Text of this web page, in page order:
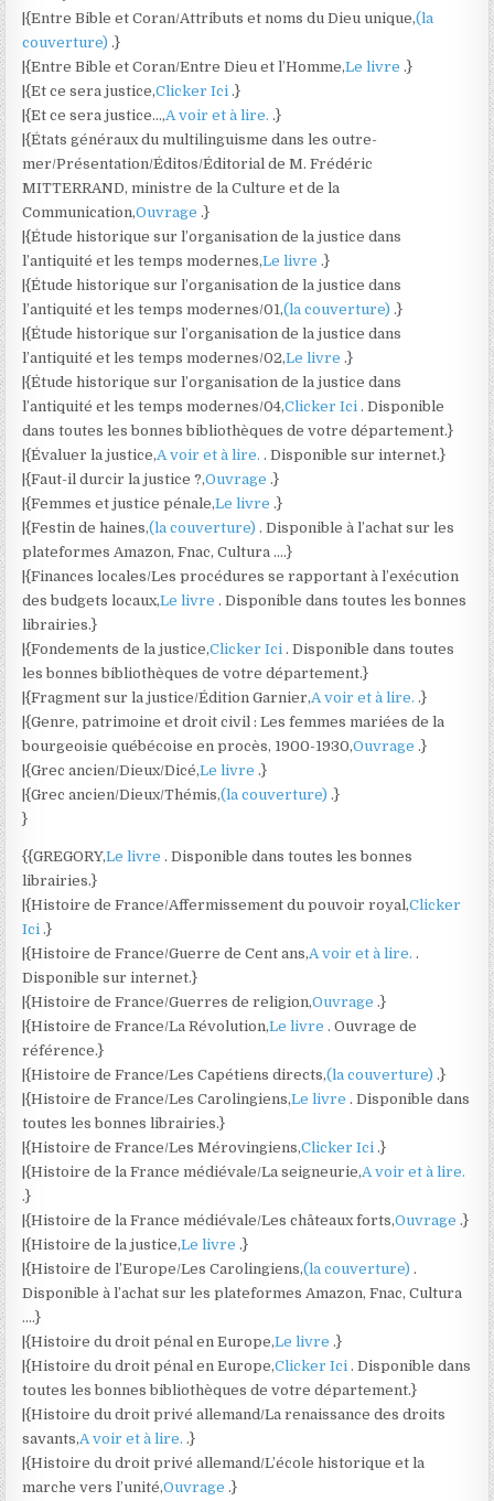
|{Entre Bible et Coran/Attributs et noms du Dieu unique,(la
couverture) .}
|{Entre Bible et Coran/Entre Dieu et l’Homme,Le livre .}
|{Et ce sera justice,Clicker Ici .}
|{Et ce sera justice…,A voir et à lire. .}
|{États généraux du multilinguisme dans les outre-
mer/Présentation/Éditos/Éditorial de M. Frédéric
MITTERRAND, ministre de la Culture et de la
Communication,Ouvrage .}
|{Étude historique sur l’organisation de la justice dans
l’antiquité et les temps modernes,Le livre .}
|{Étude historique sur l’organisation de la justice dans
l’antiquité et les temps modernes/01,(la couverture) .}
|{Étude historique sur l’organisation de la justice dans
l’antiquité et les temps modernes/02,Le livre .}
|{Étude historique sur l’organisation de la justice dans
l’antiquité et les temps modernes/04,Clicker Ici . Disponible
dans toutes les bonnes bibliothèques de votre département.}
|{Évaluer la justice,A voir et à lire. . Disponible sur internet.}
|{Faut-il durcir la justice ?,Ouvrage .}
|{Femmes et justice pénale,Le livre .}
|{Festin de haines,(la couverture) . Disponible à l’achat sur les
plateformes Amazon, Fnac, Cultura ….}
|{Finances locales/Les procédures se rapportant à l’exécution
des budgets locaux,Le livre . Disponible dans toutes les bonnes
librairies.}
|{Fondements de la justice,Clicker Ici . Disponible dans toutes
les bonnes bibliothèques de votre département.}
|{Fragment sur la justice/Édition Garnier,A voir et à lire. .}
|{Genre, patrimoine et droit civil : Les femmes mariées de la
bourgeoisie québécoise en procès, 1900-1930,Ouvrage .}
|{Grec ancien/Dieux/Dicé,Le livre .}
|{Grec ancien/Dieux/Thémis,(la couverture) .}
}
{{GREGORY,Le livre . Disponible dans toutes les bonnes
librairies.}
|{Histoire de France/Affermissement du pouvoir royal,Clicker
Ici .}
|{Histoire de France/Guerre de Cent ans,A voir et à lire. .
Disponible sur internet.}
|{Histoire de France/Guerres de religion,Ouvrage .}
|{Histoire de France/La Révolution,Le livre . Ouvrage de
référence.}
|{Histoire de France/Les Capétiens directs,(la couverture) .}
|{Histoire de France/Les Carolingiens,Le livre . Disponible dans
toutes les bonnes librairies.}
|{Histoire de France/Les Mérovingiens,Clicker Ici .}
|{Histoire de la France médiévale/La seigneurie,A voir et à lire.
.}
|{Histoire de la France médiévale/Les châteaux forts,Ouvrage .}
|{Histoire de la justice,Le livre .}
|{Histoire de l’Europe/Les Carolingiens,(la couverture) .
Disponible à l’achat sur les plateformes Amazon, Fnac, Cultura
….}
|{Histoire du droit pénal en Europe,Le livre .}
|{Histoire du droit pénal en Europe,Clicker Ici . Disponible dans
toutes les bonnes bibliothèques de votre département.}
|{Histoire du droit privé allemand/La renaissance des droits
savants,A voir et à lire. .}
|{Histoire du droit privé allemand/L’école historique et la
marche vers l’unité,Ouvrage .}